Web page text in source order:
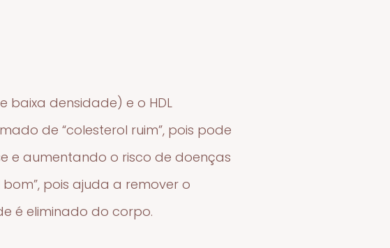
baixa densidade) e o HDL
de “colesterol ruim”, pois pode
e aumentando o risco de doenças
pois ajuda a remover o
é eliminado do corpo.